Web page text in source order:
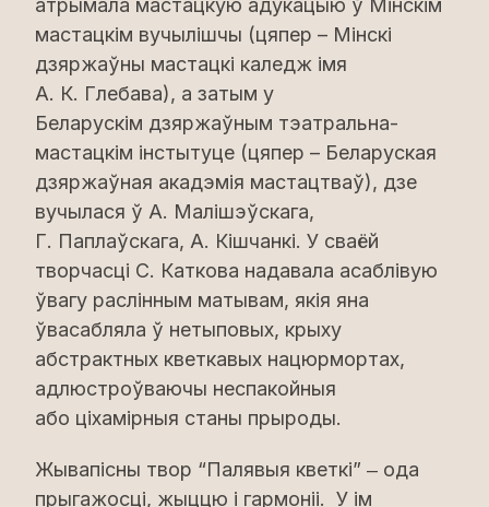
атрымала мастацкую адукацыю ў Мінскім
мастацкім вучылішчы (цяпер – Мінскі
дзяржаўны мастацкі каледж імя
А. К. Глебава), а затым у
Беларускім дзяржаўным тэатральна-
мастацкім інстытуце (цяпер – Беларуская
дзяржаўная акадэмія мастацтваў), дзе
вучылася ў А. Малішэўскага,
Г. Паплаўскага, А. Кішчанкі. У сваёй
творчасці С. Каткова надавала асаблівую
ўвагу раслінным матывам, якія яна
ўвасабляла ў нетыповых, крыху
абстрактных кветкавых нацюрмортах,
адлюстроўваючы неспакойныя
або ціхамірныя станы прыроды.
Жывапісны твор “Палявыя кветкі” ‒ ода
прыгажосці, жыццю і гармоніі. У ім